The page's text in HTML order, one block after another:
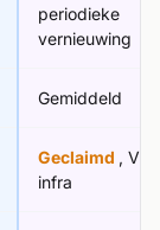
periodieke
vernieuwing
Gemiddeld
Geclaimd , VS
infra